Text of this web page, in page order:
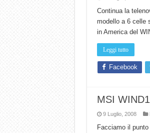
Continua la
modello a 6 celle
in America del
Leggi tutto
Facebook
MSI
9 Luglio, 2008
Facciamo il